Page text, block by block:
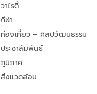
วาไรตี้
กีฬา
ท่องเที่ยว – ศิลปวัฒนธรรม
ประชาสัมพันธ์
ภูมิภาค
สิ่งแวดล้อม